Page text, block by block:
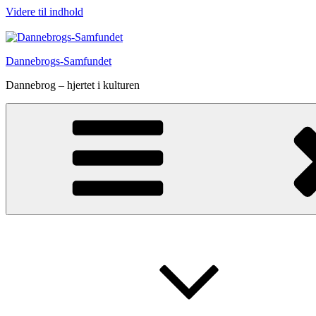
Videre til indhold
Dannebrogs-Samfundet
Dannebrog – hjertet i kulturen